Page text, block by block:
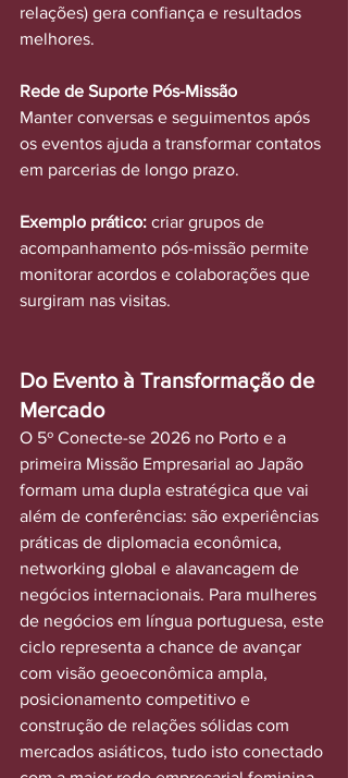
relações) gera confiança e resultados
melhores.
Rede de Suporte Pós-Missão
Manter conversas e seguimentos após
os eventos ajuda a transformar contatos
em parcerias de longo prazo.
Exemplo prático: criar grupos de
acompanhamento pós-missão permite
monitorar acordos e colaborações que
surgiram nas visitas.
Do Evento à Transformação de
Mercado
O 5º Conecte-se 2026 no Porto e a
primeira Missão Empresarial ao Japão
formam uma dupla estratégica que vai
além de conferências: são experiências
práticas de diplomacia econômica,
networking global e alavancagem de
negócios internacionais. Para mulheres
de negócios em língua portuguesa, este
ciclo representa a chance de avançar
com visão geoeconômica ampla,
posicionamento competitivo e
construção de relações sólidas com
mercados asiáticos, tudo isto conectado